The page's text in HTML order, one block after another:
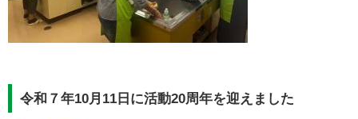
令和７年10月11日に活動20周年を迎えました